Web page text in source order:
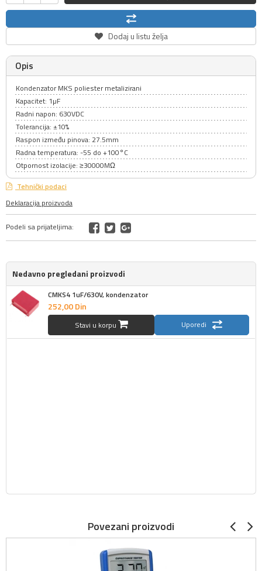
Dodaj u listu želja
Opis
Kondenzator MKS poliester metalizirani
Kapacitet: 1µF
Radni napon: 630VDC
Tolerancija: ±10%
Raspon između pinova: 27.5mm
Radna temperatura: -55 do +100°C
Otpornost izolacije: ≥30000MΩ
Tehnički podaci
Deklaracija proizvoda
Podeli sa prijateljima:
Nedavno pregledani proizvodi
CMKS4 1uF/630V, kondenzator
252,00Din
Stavi u korpu Uporedi
Povezani proizvodi